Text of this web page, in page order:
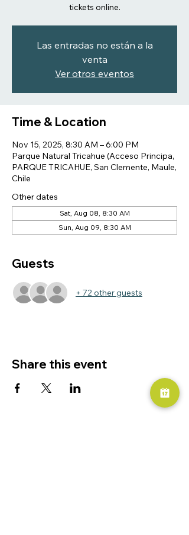
tickets online.
Las entradas no están a la
venta
Ver otros eventos
Time & Location
Nov 15, 2025, 8:30 AM – 6:00 PM
Parque Natural Tricahue (Acceso Principa,
PARQUE TRICAHUE, San Clemente, Maule,
Chile
Other dates
Sat, Aug 08, 8:30 AM
Sun, Aug 09, 8:30 AM
Guests
+ 72 other guests
Share this event